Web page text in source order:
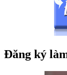
Đăng ký